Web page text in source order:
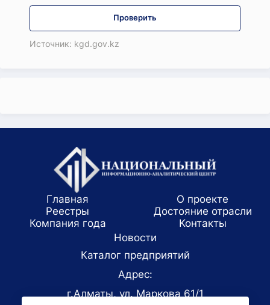
Проверить
Источник: kgd.gov.kz
Главная
О проекте
Реестры
Достояние отрасли
Компания года
Koнтaкты
Новости
Каталог предприятий
Адрес:
г.Алматы, ул. Маркова 61/1